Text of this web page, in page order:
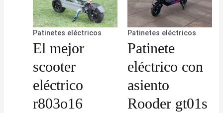
Patinetes eléctricos
El mejor
scooter
eléctrico
r803o16
Patinetes eléctricos
Patinete
eléctrico con
asiento
Rooder gt01s